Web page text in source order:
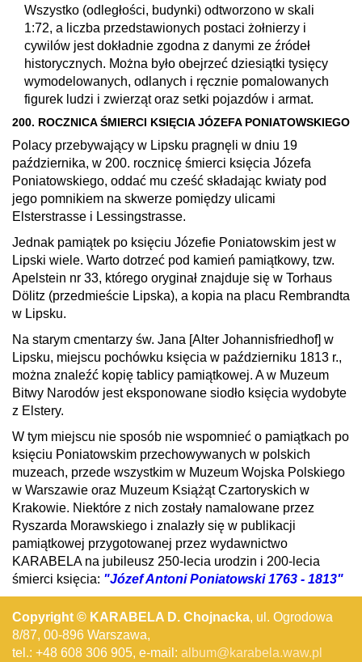
Wszystko (odległości, budynki) odtworzono w skali
1:72, a liczba przedstawionych postaci żołnierzy i
cywilów jest dokładnie zgodna z danymi ze źródeł
historycznych. Można było obejrzeć dziesiątki tysięcy
wymodelowanych, odlanych i ręcznie pomalowanych
figurek ludzi i zwierząt oraz setki pojazdów i armat.
200. ROCZNICA ŚMIERCI KSIĘCIA JÓZEFA PONIATOWSKIEGO
Polacy przebywający w Lipsku pragnęli w dniu 19
października, w 200. rocznicę śmierci księcia Józefa
Poniatowskiego, oddać mu cześć składając kwiaty pod
jego pomnikiem na skwerze pomiędzy ulicami
Elsterstrasse i Lessingstrasse.
Jednak pamiątek po księciu Józefie Poniatowskim jest w
Lipski wiele. Warto dotrzeć pod kamień pamiątkowy, tzw.
Apelstein nr 33, którego oryginał znajduje się w Torhaus
Dölitz (przedmieście Lipska), a kopia na placu Rembrandta
w Lipsku.
Na starym cmentarzy św. Jana [Alter Johannisfriedhof] w
Lipsku, miejscu pochówku księcia w październiku 1813 r.,
można znaleźć kopię tablicy pamiątkowej. A w Muzeum
Bitwy Narodów jest eksponowane siodło księcia wydobyte
z Elstery.
W tym miejscu nie sposób nie wspomnieć o pamiątkach po
księciu Poniatowskim przechowywanych w polskich
muzeach, przede wszystkim w Muzeum Wojska Polskiego
w Warszawie oraz Muzeum Książąt Czartoryskich w
Krakowie. Niektóre z nich zostały namalowane przez
Ryszarda Morawskiego i znalazły się w publikacji
pamiątkowej przygotowanej przez wydawnictwo
KARABELA na jubileusz 250-lecia urodzin i 200-lecia
śmierci księcia: "Józef Antoni Poniatowski 1763 - 1813"
Copyright © KARABELA D. Chojnacka, ul. Ogrodowa
8/87, 00-896 Warszawa,
tel.: +48 608 306 905, e-mail: album@karabela.waw.pl